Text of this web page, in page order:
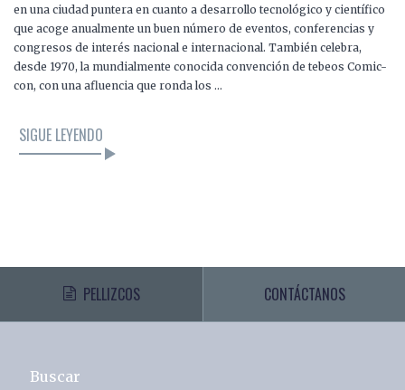
en una ciudad puntera en cuanto a desarrollo tecnológico y científico
que acoge anualmente un buen número de eventos, conferencias y
congresos de interés nacional e internacional. También celebra,
desde 1970, la mundialmente conocida convención de tebeos Comic-
con, con una afluencia que ronda los …
SIGUE LEYENDO
PELLIZCOS CONTÁCTANOS
Buscar